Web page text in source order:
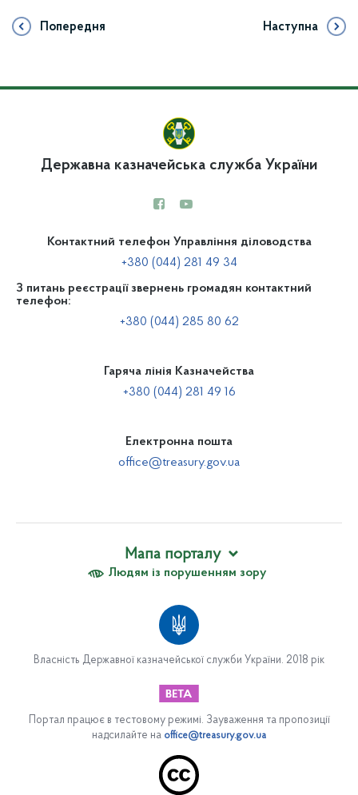
Попередня Наступна
Державна казначейська служба України
Контактний телефон Управління діловодства
+380 (044) 281 49 34
З питань реєстрації звернень громадян контактний
телефон:
+380 (044) 285 80 62
Гаряча лінія Казначейства
+380 (044) 281 49 16
Електронна пошта
office@treasury.gov.ua
Власність Державної казначейської служби України. 2018 рік
Людям із порушенням зору
Мапа порталу
Про Казначейство
Організаційна структура апарату Казначейства
Відділ обслуговування державного боргу
Управління платіжних систем
Департамент цифрової трансформації та інформаційно-
Портал працює в тестовому режимі. Зауваження та пропозиції
надсилайте на office@treasury.gov.ua